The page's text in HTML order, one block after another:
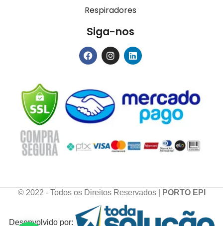
Respiradores
Siga-nos
© 2022 - Todos os Direitos Reservados | PORTO EPI
Desenvolvido por: